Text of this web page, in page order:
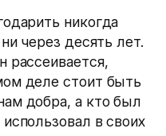
никогда
через десять лет.
рассеивается,
деле стоит быть
добра, а кто был
в своих